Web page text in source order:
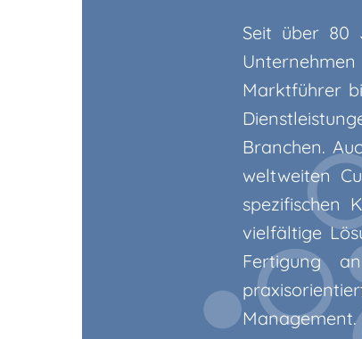
Seit über 80
Marktführer
Branchen.
weltweiten
spezifischen
vielfältige
Fertigung